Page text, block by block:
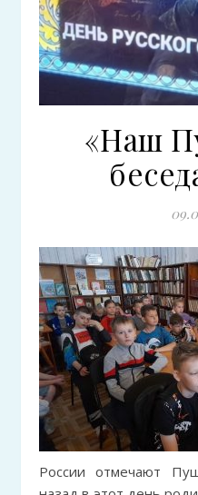
«Наш
России отмечают